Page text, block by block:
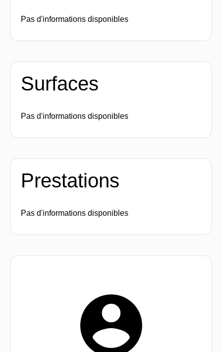
Pas d'informations disponibles
Surfaces
Pas d'informations disponibles
Prestations
Pas d'informations disponibles